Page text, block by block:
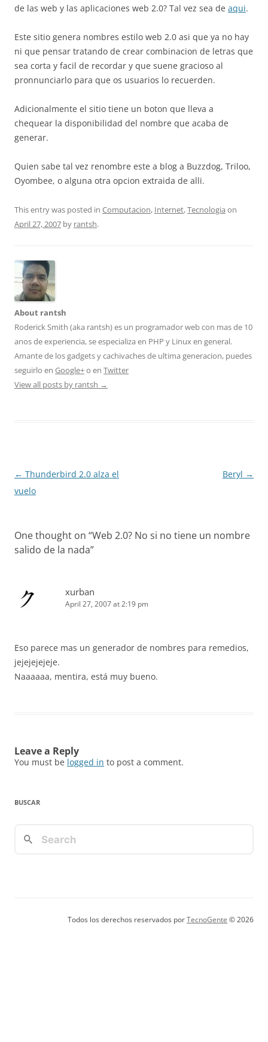
de las web y las aplicaciones web 2.0? Tal vez sea de aqui.
Este sitio genera nombres estilo web 2.0 asi que ya no hay
ni que pensar tratando de crear combinacion de letras que
sea corta y facil de recordar y que suene gracioso al
pronnunciarlo para que os usuarios lo recuerden.
Adicionalmente el sitio tiene un boton que lleva a
chequear la disponibilidad del nombre que acaba de
generar.
Quien sabe tal vez renombre este a blog a Buzzdog, Triloo,
Oyombee, o alguna otra opcion extraida de alli.
This entry was posted in Computacion, Internet,Tecnologia on
April 27, 2007 by rantsh.
About rantsh
Roderick Smith (aka rantsh) es un programador web con mas de 10
anos de experiencia, se especializa en PHP y Linux en general.
Amante de los gadgets y cachivaches de ultima generacion, puedes
seguirlo en Google+o en Twitter
View all posts by rantsh →
Post
navigation
← Thunderbird 2.0 alza el
vuelo
Beryl →
One thought on “Web 2.0? No si no tiene un nombre
salido de la nada”
xurban
April 27, 2007 at 2:19 pm
Eso parece mas un generador de nombres para remedios,
jejejejejeje.
Naaaaaa, mentira, está muy bueno.
Leave a Reply
You must be logged in to post a comment.
BUSCAR
Todos los derechos reservados porTecnoGente © 2026